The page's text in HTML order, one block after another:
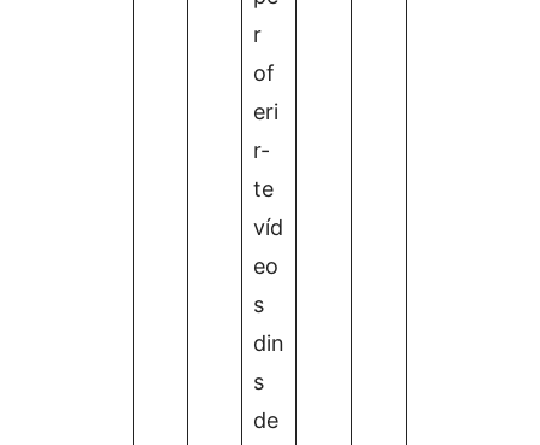
r
of
eri
r-
te
víd
eo
s
din
s
de